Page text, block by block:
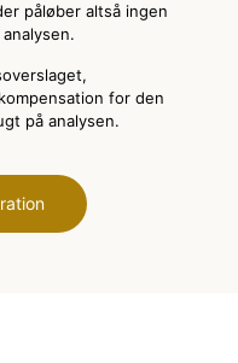
påløber altså ingen
for den
på analysen.